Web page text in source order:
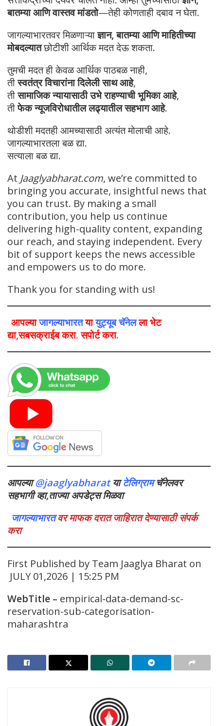
बातम्या आणि वास्तव मांडतो—तेही कोणताही दबाव न घेता.
जागल्याभारतवर मिळणाऱ्याज्ञान, बातम्या आणि माहितीच्या
मोबदल्यातछोटीशी आर्थिक मदत देऊ शकता.
तुमची मदत ही केवळ आर्थिक पाठबळ नाही,
तीस्वतंत्र विचारांना दिलेली साथ आहे,
तीसामाजिक न्यायासाठी उभे राहण्याची भूमिका आहे,
तीफेक न्यूजविरोधातील लढ्यातील सहभाग आहे.
थोडीशी मदतही आमच्यासाठी अत्यंत मोलाची आहे.
जागल्याभारतला बळ द्या.
सत्याला बळ द्या.
At Jaaglyabharat.com, we’re committed to
bringing you accurate, insightful news that
you can trust. By making a small
contribution, you help us continue
delivering high-quality content, expanding
our reach, and staying independent. Every
bit of support keeps the news accessible
and empowers us to do more.
Thank you for standing with us!
आपल्याजागल्याभारतयायुट्यूब चॅनेलला भेट
द्या,सबसक्राईब करा. सपोर्ट करा.
आपल्या@jaaglyabharatयाटेलिग्रामचॅनेलवर
सहभागी व्हा,ताज्या अपडेट्स मिळवा
जागल्याभारतवर माफक दरात जाहिरात देण्यासाठी संपर्क
करा
First Published by Team Jaaglya Bharat on
JULY 01,2026 | 15:25 PM
WebTitle – empirical-data-demand-sc-
reservation-sub-categorisation-
maharashtra